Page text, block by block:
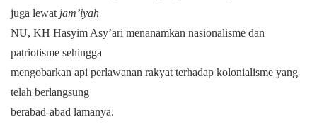
juga lewat jam’iyah
NU, KH Hasyim Asy’ari menanamkan nasionalisme dan
patriotisme sehingga
mengobarkan api perlawanan rakyat terhadap kolonialisme yang
telah berlangsung
berabad-abad lamanya.